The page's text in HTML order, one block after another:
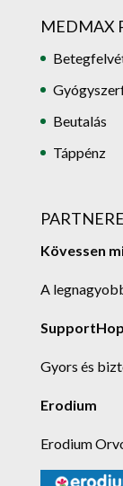
MEDMAX
Beutalás
Táppénz
Kövessen
A
Gyors és
Erodium
Erodium